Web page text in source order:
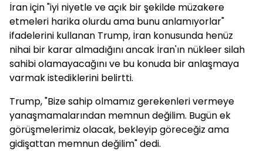
İran için "iyi niyetle ve açık bir şekilde müzakere
etmeleri harika olurdu ama bunu anlamıyorlar"
ifadelerini kullanan Trump, İran konusunda henüz
nihai bir karar almadığını ancak İran'ın nükleer silah
sahibi olamayacağını ve bu konuda bir anlaşmaya
varmak istediklerini belirtti.
Trump, "Bize sahip olmamız gerekenleri vermeye
yanaşmamalarından memnun değilim. Bugün ek
görüşmelerimiz olacak, bekleyip göreceğiz ama
gidişattan memnun değilim" dedi.